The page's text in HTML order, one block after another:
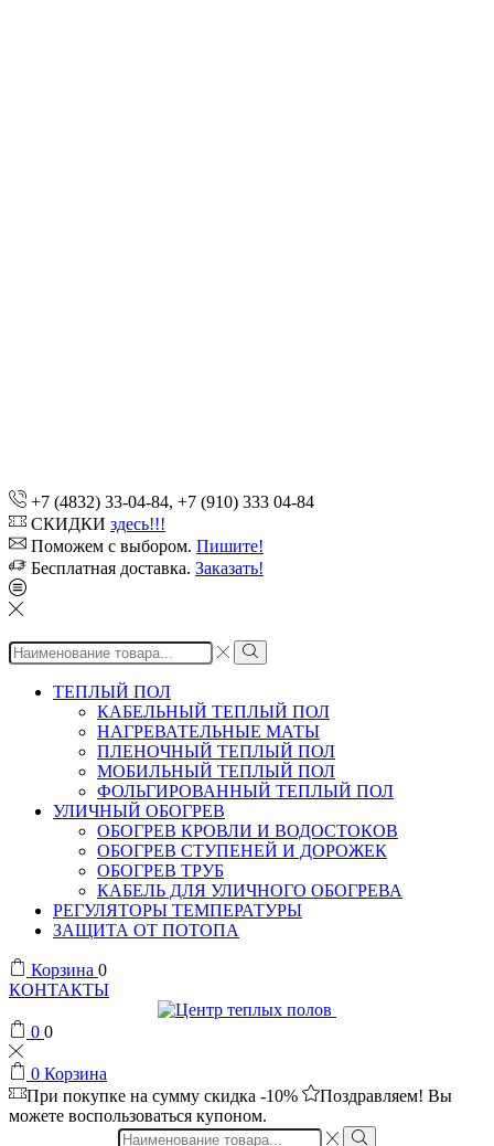
+7 (4832) 33-04-84, +7 (910) 333 04-84
СКИДКИ здесь!!!
Поможем с выбором. Пишите!
Бесплатная доставка. Заказать!
Search
input
ТЕПЛЫЙ ПОЛ
КАБЕЛЬНЫЙ ТЕПЛЫЙ ПОЛ
НАГРЕВАТЕЛЬНЫЕ МАТЫ
ПЛЕНОЧНЫЙ ТЕПЛЫЙ ПОЛ
МОБИЛЬНЫЙ ТЕПЛЫЙ ПОЛ
ФОЛЬГИРОВАННЫЙ ТЕПЛЫЙ ПОЛ
УЛИЧНЫЙ ОБОГРЕВ
ОБОГРЕВ КРОВЛИ И ВОДОСТОКОВ
ОБОГРЕВ СТУПЕНЕЙ И ДОРОЖЕК
ОБОГРЕВ ТРУБ
КАБЕЛЬ ДЛЯ УЛИЧНОГО ОБОГРЕВА
РЕГУЛЯТОРЫ ТЕМПЕРАТУРЫ
ЗАЩИТА ОТ ПОТОПА
Корзина 0
КОНТАКТЫ
0 0
0 Корзина
При покупке на сумму скидка -10%
Поздравляем! Вы
можете воспользоваться купоном.
Search